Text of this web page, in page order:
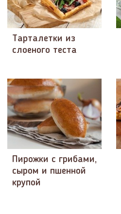
Тарталетки из
слоеного теста
Пирожки с грибами,
сыром и пшенной
крупой